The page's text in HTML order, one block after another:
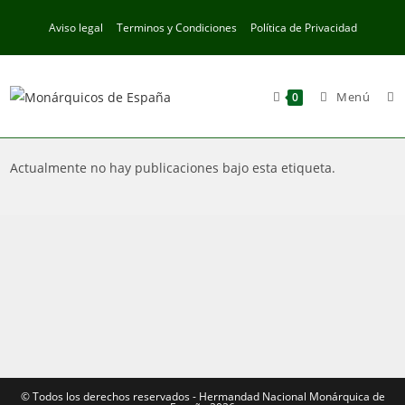
contenido
Aviso legal Terminos y Condiciones Política de Privacidad
0 Menú
Actualmente no hay publicaciones bajo esta etiqueta.
©️ Todos los derechos reservados - Hermandad Nacional Monárquica de